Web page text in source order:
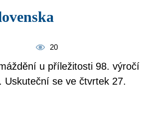
20
u příležitosti 98. výročí
Uskuteční se ve čtvrtek 27.